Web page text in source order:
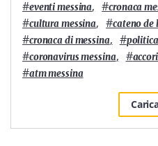
#eventi messina, #cronaca
#cultura messina, #cateno de
#cronaca di messina, #
#coronavirus messina, #
#atm messina